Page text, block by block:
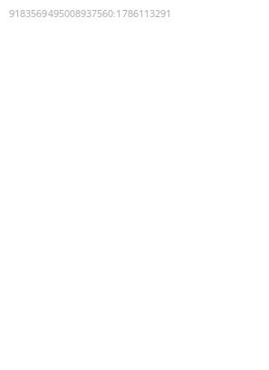
9183569495008937560:1786113291